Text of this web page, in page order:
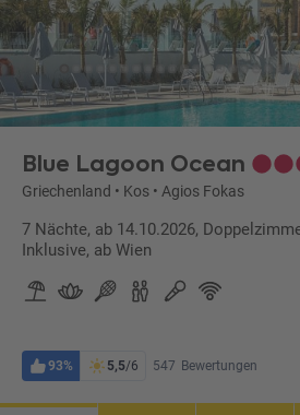
Blue Lagoon Ocean
Griechenland • Kos • Agios Fokas
7 Nächte, ab 14.10.2026,
Inklusive, ab Wien
93% 5,5/6 547 Bewertungen